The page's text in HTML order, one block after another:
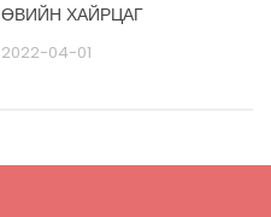
ӨВИЙН ХАЙРЦАГ
2022-04-01